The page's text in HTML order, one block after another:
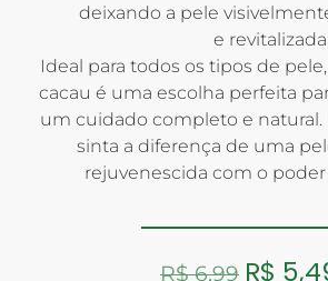
deixando a pele
e revitalizada.
Ideal para todos os tipos de
cacau é uma escolha perfeita
um cuidado completo e
sinta a diferença de uma
rejuvenescida com o poder
R$6,99 R$